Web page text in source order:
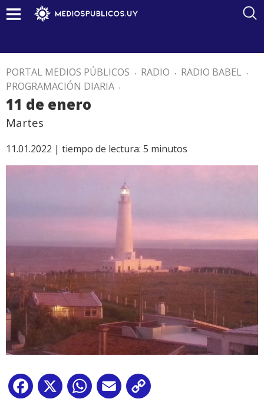
PORTAL MEDIOS PÚBLICOS . RADIO . RADIO BABEL .
PROGRAMACIÓN DIARIA .
11 de enero
Martes
11.01.2022 | tiempo de lectura: 5 minutos
Facebook
X WhatsApp
Email